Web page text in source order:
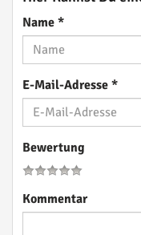
Name *
E-Mail-Adresse *
Bewertung
Kommentar